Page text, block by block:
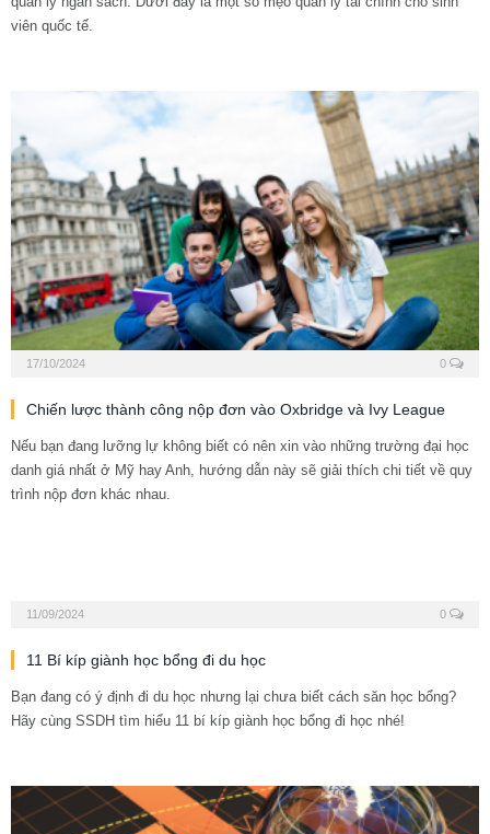
viên quốc tế.
17/10/2024 0
Chiến lược thành công nộp đơn vào Oxbridge và Ivy League
Nếu bạn đang lưỡng lự không biết có nên xin vào những trường đại học
danh giá nhất ở Mỹ hay Anh, hướng dẫn này sẽ giải thích chi tiết về quy
trình nộp đơn khác nhau.
11/09/2024 0
11 Bí kíp giành học bổng đi du học
Bạn đang có ý định đi du học nhưng lại chưa biết cách săn học bổng?
Hãy cùng SSDH tìm hiểu 11 bí kíp giành học bổng đi học nhé!